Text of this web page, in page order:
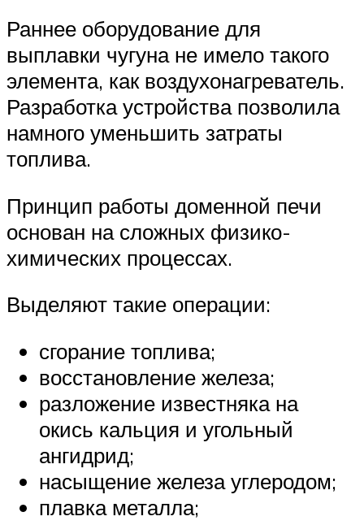
Раннее оборудование для
выплавки чугуна не имело такого
элемента, как воздухонагреватель.
Разработка устройства позволила
намного уменьшить затраты
топлива.
Принцип работы доменной печи
основан на сложных физико-
химических процессах.
Выделяют такие операции:
сгорание топлива;
восстановление железа;
разложение известняка на
окись кальция и угольный
ангидрид;
насыщение железа углеродом;
плавка металла;